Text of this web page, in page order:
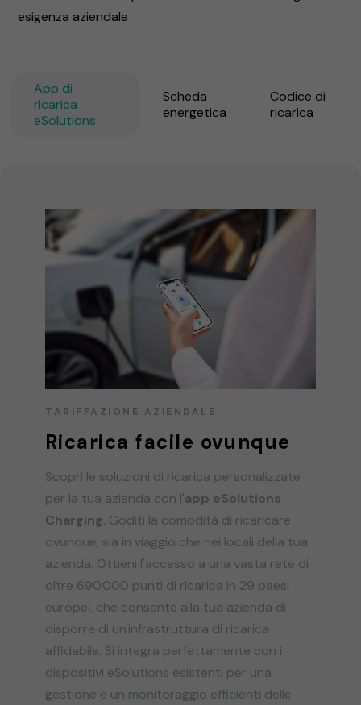
esigenza aziendale
App di
ricarica
eSolutions
Scheda
energetica
Codice di
ricarica
TARIFFAZIONE AZIENDALE
Ricarica facile ovunque
Scopri le soluzioni di ricarica personalizzate
per la tua azienda con l'app eSolutions
Charging. Goditi la comodità di ricaricare
ovunque, sia in viaggio che nei locali della tua
azienda. Ottieni l'accesso a una vasta rete di
oltre 690.000 punti di ricarica in 29 paesi
europei, che consente alla tua azienda di
disporre di un'infrastruttura di ricarica
affidabile. Si integra perfettamente con i
dispositivi eSolutions esistenti per una
gestione e un monitoraggio efficienti delle